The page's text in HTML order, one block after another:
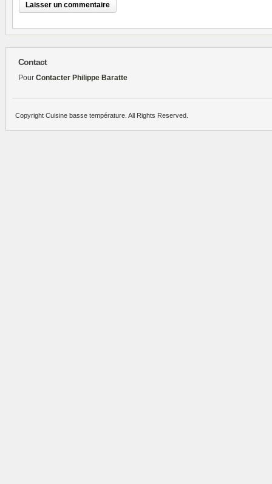
Contact
Pour Contacter Philippe Baratte
Copyright Cuisine basse température. All Rights Reserved.